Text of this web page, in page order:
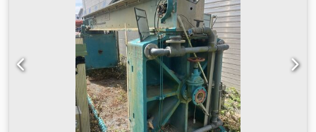
placas: Polipropileno Transporte placa: Automático
Espesor de torta: 25 mm Fuerza de cierre: 360 bar
Dimensiones: Largo 4303 x ancho 1700 x alto 2110 mm
Peso en vacío: 4830 kg Documentación técnica: Si
Observaciones: Se utilizó en galvanoplastia. Accesorios: Un
armario de distribución, un armario de control, un sistema
hidráulico, una bomba de pistón, bandeja de goteo.
Condición: Usado Precio: A solicitud